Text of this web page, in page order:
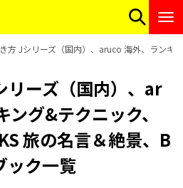
方 Jシリーズ（国内）、aruco 海外、ランキ
リーズ（国内）、ar
グ&テクニック、
旅の名言＆絶景、B
ック一覧